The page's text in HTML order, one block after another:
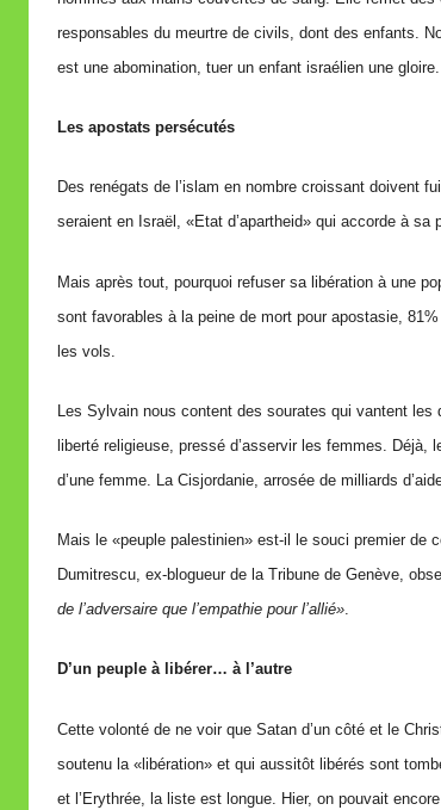
responsables du meurtre de civils, dont des enfants.
est une abomination, tuer un enfant israélien une gloire.
Les apostats persécutés
Des renégats de l’islam en nombre croissant doivent
seraient en Israël, «Etat d’apartheid» qui accorde à sa
Mais après tout, pourquoi refuser sa libération à une
sont favorables à la peine de mort pour apostasie,
les vols.
Les Sylvain nous content des sourates qui vantent
liberté religieuse, pressé d’asservir les femmes.
d’une femme. La Cisjordanie, arrosée de milliards
Mais le «peuple palestinien» est-il le souci premier
Dumitrescu, ex-blogueur de la Tribune de Genève,
de l’adversaire que l’empathie pour l’allié».
D’un peuple à libérer… à l’autre
Cette volonté de ne voir que Satan d’un côté et le
soutenu la «libération» et qui aussitôt libérés sont
et l’Erythrée, la liste est longue. Hier, on pouvait